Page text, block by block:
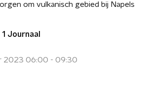
om vulkanisch gebied bij Napels
1 Journaal
2023 06:00 - 09:30